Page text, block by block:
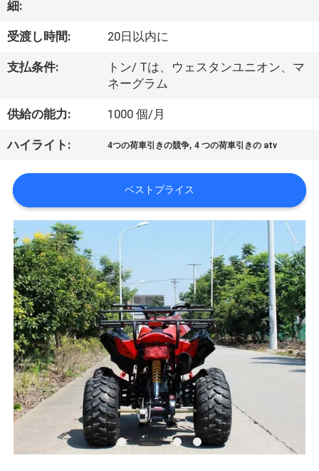
て
工
場
旅
品
質
管
理
私
達
に
細:
受渡し時間: 20日以内に
支払条件:
トン/ Tは、ウェスタンユニオン、マ
ネーグラム
供給の能力: 1000 個/月
ハイライト: 4つの荷車引きの競争,4 つの荷車引きの atv
ベストプライス